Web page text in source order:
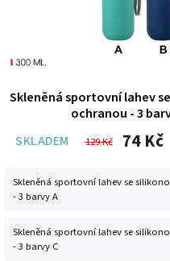
Skleněná sportovní lahev
ochranou - 3
SKLADEM
129 Kč 74 Kč
Skleněná sportovní lahev se
- 3 barvy A
Skleněná sportovní lahev se
- 3 barvy C